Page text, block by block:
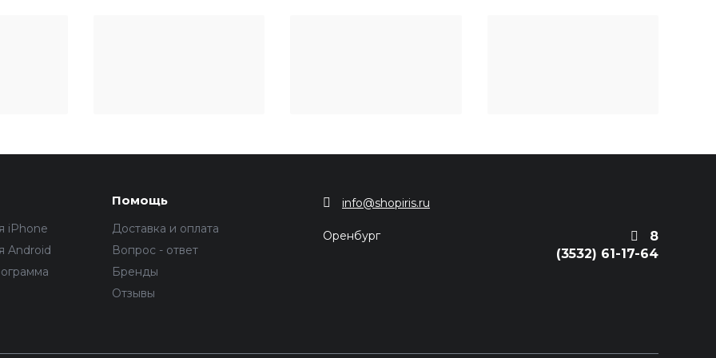
iPhone
Android
Помощь
Доставка и оплата
Вопрос - ответ
Бренды
Отзывы
info@shopiris.ru
Оренбург
8
(3532) 61-17-64